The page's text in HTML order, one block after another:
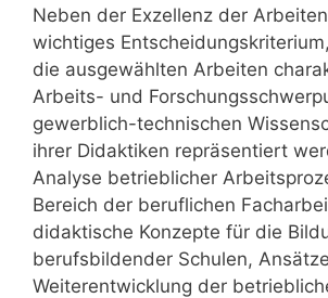
Neben der Exzellenz der
wichtiges
die ausgewählten Arbeiten
Arbeits- und
gewerblich-technischen
ihrer Didaktiken repräsentiert
Analyse betrieblicher
Bereich der beruflichen
didaktische Konzepte für die
berufsbildender Schulen,
Weiterentwicklung der